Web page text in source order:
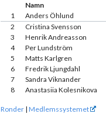
Namn
1
Anders Öhlund
2
Cristina Svensson
3
Henrik Andreasson
4
Per Lundström
5
Matts Karlgren
6
Fredrik Ljungdahl
7
Sandra Viknander
8
Anastasiia Kolesnikova
Ronder | Medlemssystemet